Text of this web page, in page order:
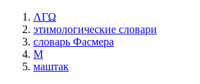
ΛΓΩ
этимологические словари
словарь Фасмера
М
маштак